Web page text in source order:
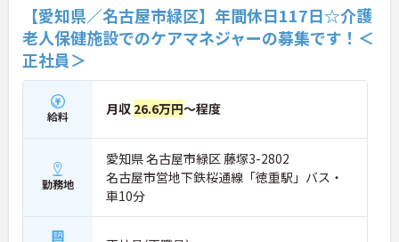
【愛知県／名古屋市緑区】年間休日117日☆介護
老人保健施設でのケアマネジャーの募集です！＜
正社員＞
給料 月収 26.6万円～程度
勤務地
愛知県 名古屋市緑区 藤塚3-2802
名古屋市営地下鉄桜通線「徳重駅」バス・
車10分